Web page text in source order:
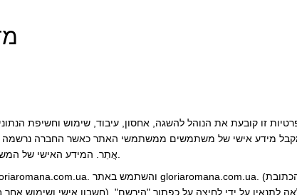
אֲתַר. המידע האישי של המשתמש ממולא על ידי המשתמש.